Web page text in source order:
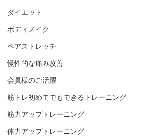
ダイエット
ボディメイク
ペアストレッチ
慢性的な痛み改善
会員様のご活躍
筋トレ初めてでもできるトレーニング
筋力アップトレーニング
体力アップトレーニング